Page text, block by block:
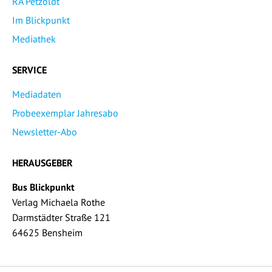
Im Blickpunkt
Mediathek
SERVICE
Mediadaten
Probeexemplar Jahresabo
Newsletter-Abo
HERAUSGEBER
Bus Blickpunkt
Verlag Michaela Rothe
Darmstädter Straße 121
64625 Bensheim